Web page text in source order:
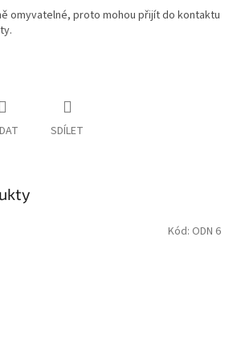
omyvatelné, proto mohou přijít do kontaktu
SDÍLET
Kód: ODN 6